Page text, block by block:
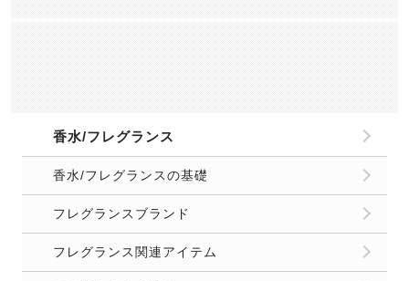
香水/フレグランス
香水/フレグランスの基礎
フレグランスブランド
フレグランス関連アイテム